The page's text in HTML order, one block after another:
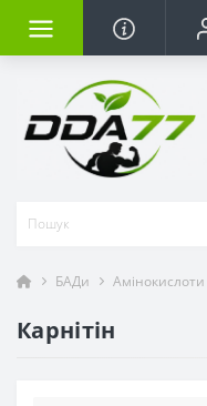
БАДи Амінокислоти
Карнітін